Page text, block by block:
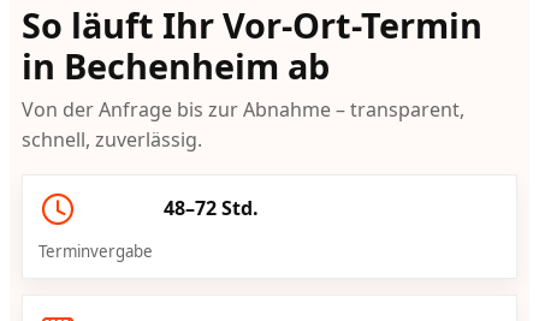
So läuft Ihr Vor-Ort-Termin
in Bechenheim ab
Von der Anfrage bis zur Abnahme – transparent,
schnell, zuverlässig.
48–72 Std.
Terminvergabe